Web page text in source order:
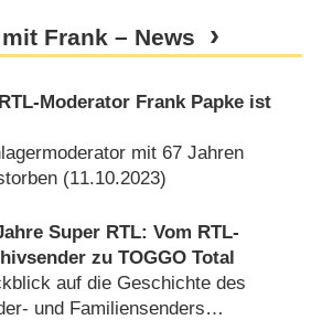
Frank – News
Moderator Frank Papke ist
mit 67 Jahren
(11.10.2023)
Super RTL: Vom RTL-
zu TOGGO Total
auf die Geschichte des
und Familiensenders